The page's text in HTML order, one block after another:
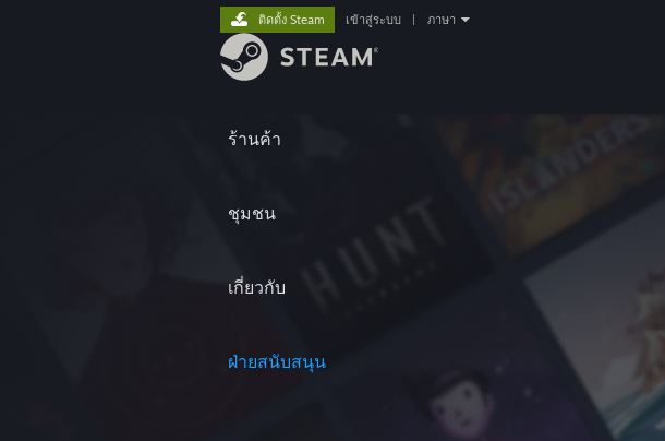
ร้านค้า
ชุมชน
เกี่ยวกับ
ฝ่ายสนับสนุน
ติดตั้ง Steam เข้าสู่ระบบ ภาษา